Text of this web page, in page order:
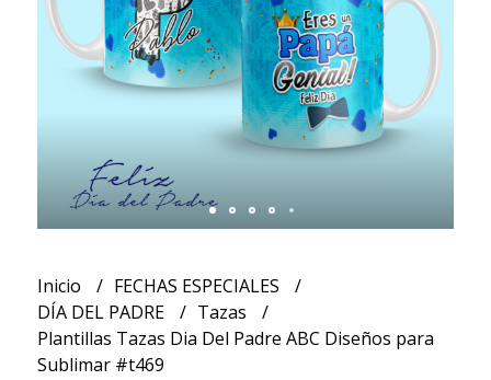
Inicio
FECHAS ESPECIALES
DÍA DEL PADRE
Tazas
Plantillas Tazas Dia Del Padre ABC Diseños para
Sublimar #t469